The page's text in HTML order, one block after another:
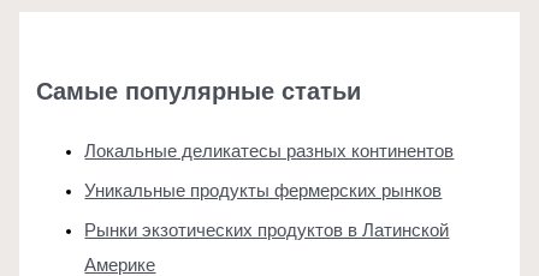
Самые популярные статьи
Локальные деликатесы разных континентов
Уникальные продукты фермерских рынков
Рынки экзотических продуктов в Латинской
Америке